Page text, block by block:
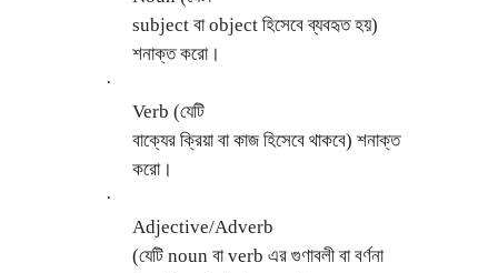
subject বা object হিসেবে ব্যবহৃত হয়)
শনাক্ত করো।
·
Verb (যেটি
বাক্যের ক্রিয়া বা কাজ হিসেবে থাকবে) শনাক্ত
করো।
·
Adjective/Adverb
(যেটি noun বা verb এর গুণাবলী বা বর্ণনা